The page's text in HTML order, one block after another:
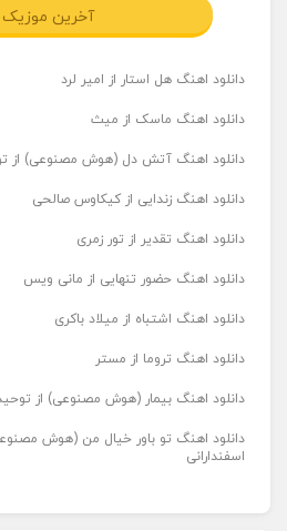
آخرین موزیک
دانلود اهنگ هل استار از امیر لرد
دانلود اهنگ ماسک از میث
دانلود اهنگ آتش دل (هوش مصنوعی) از
دانلود اهنگ زندایی از کیکاوس صالحی
دانلود اهنگ تقدیر از تور زمری
دانلود اهنگ حضور تنهایی از مانی ویس
دانلود اهنگ اشتباه از میلاد باکری
دانلود اهنگ تروما از مستر
دانلود اهنگ بیمار (هوش مصنوعی) از
دانلود اهنگ تو باور خیال من (هوش
اسفندارانی